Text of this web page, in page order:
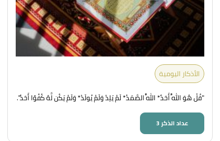
الأذكار اليومية
"قُلْ هُوَ اللَّهُ أَحَدٌ* اللَّهُ الصَّمَدُ* لَمْ يَلِدْ وَلَمْ يُولَدْ* وَلَمْ يَكُن لَّهُ كُفُوًا أَحَدٌ".
عداد الذكر 3